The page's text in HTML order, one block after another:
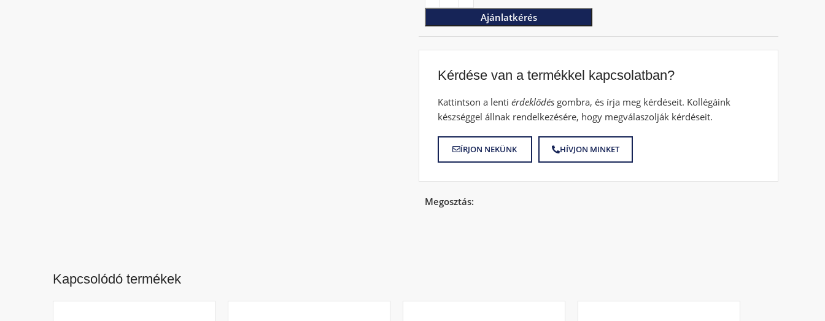
Ajánlatkérés
Kérdése van a termékkel kapcsolatban?
Kattintson a lenti érdeklődés gombra, és írja meg kérdéseit. Kollégáink
készséggel állnak rendelkezésére, hogy megválaszolják kérdéseit.
ÍRJON NEKÜNK HÍVJON MINKET
Megosztás:
Kapcsolódó termékek